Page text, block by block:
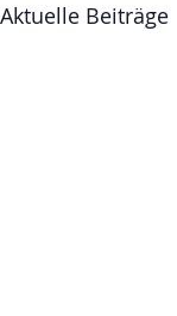
Aktuelle Beiträge